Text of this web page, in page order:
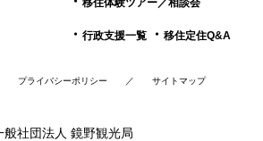
行政支援一覧 移住定住Q&A
プライバシーポリシー サイトマップ
般社団法人 鏡野観光局